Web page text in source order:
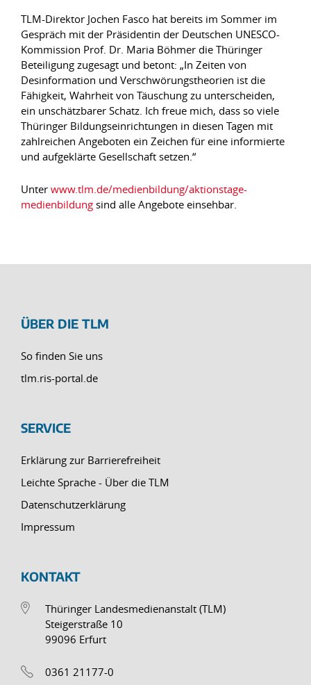
TLM-Direktor Jochen Fasco hat bereits im Sommer im
Gespräch mit der Präsidentin der Deutschen UNESCO-
Kommission Prof. Dr. Maria Böhmer die Thüringer
Beteiligung zugesagt und betont: „In Zeiten von
Desinformation und Verschwörungstheorien ist die
Fähigkeit, Wahrheit von Täuschung zu unterscheiden,
ein unschätzbarer Schatz. Ich freue mich, dass so viele
Thüringer Bildungseinrichtungen in diesen Tagen mit
zahlreichen Angeboten ein Zeichen für eine informierte
und aufgeklärte Gesellschaft setzen.“
Unter www.tlm.de/medienbildung/aktionstage-
medienbildung sind alle Angebote einsehbar.
ÜBER DIE TLM
So finden Sie uns
tlm.ris-portal.de
SERVICE
Erklärung zur Barrierefreiheit
Leichte Sprache - Über die TLM
Datenschutzerklärung
Impressum
KONTAKT
Thüringer Landesmedienanstalt (TLM)
Steigerstraße 10
99096 Erfurt
0361 21177-0